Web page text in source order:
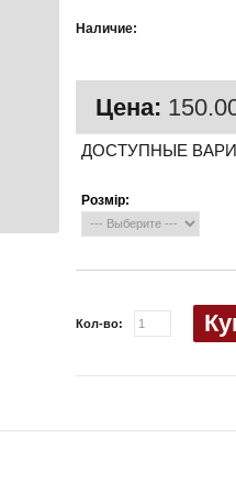
Наличие:
Цена:
ДОСТУПНЫЕ
Розмір:
Кол-во: